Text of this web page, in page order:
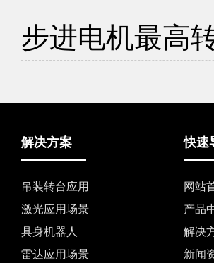
步进电机最高
解决方案
吊装转台应用
激光应用场景
具身机器人
雷达应用场景
快速
网站
产品
解决
新闻